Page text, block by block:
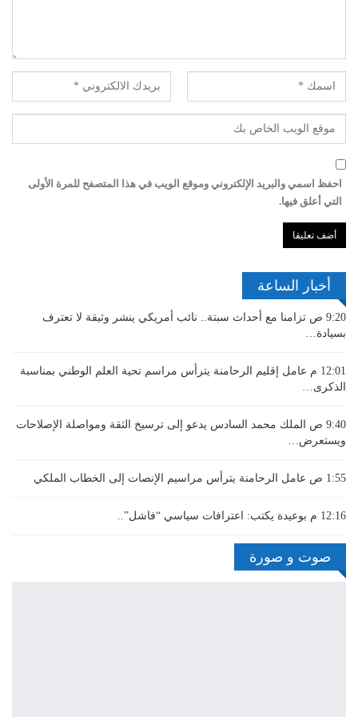
احفظ اسمي والبريد الإلكتروني وموقع الويب في هذا المتصفح للمرة الأولى
التي أعلق فيها.
أخبار الساعة
9:20 ص
تزامنا مع أحداث سبتة.. نائب أمريكي ينشر وثيقة لا تعترف
بسيادة…
12:01 م
عامل إقليم الرحامنة يترأس مراسم تحية العلم الوطني بمناسبة
الذكرى…
9:40 ص
الملك محمد السادس يدعو إلى ترسيخ الثقة ومواصلة الإصلاحات
ويستعرض…
1:55 ص عامل الرحامنة يترأس مراسيم الإنصات إلى الخطاب الملكي
12:16 م بوعيدة يكتب: اعترافات سياسي “فاشل”..
صوت و صورة